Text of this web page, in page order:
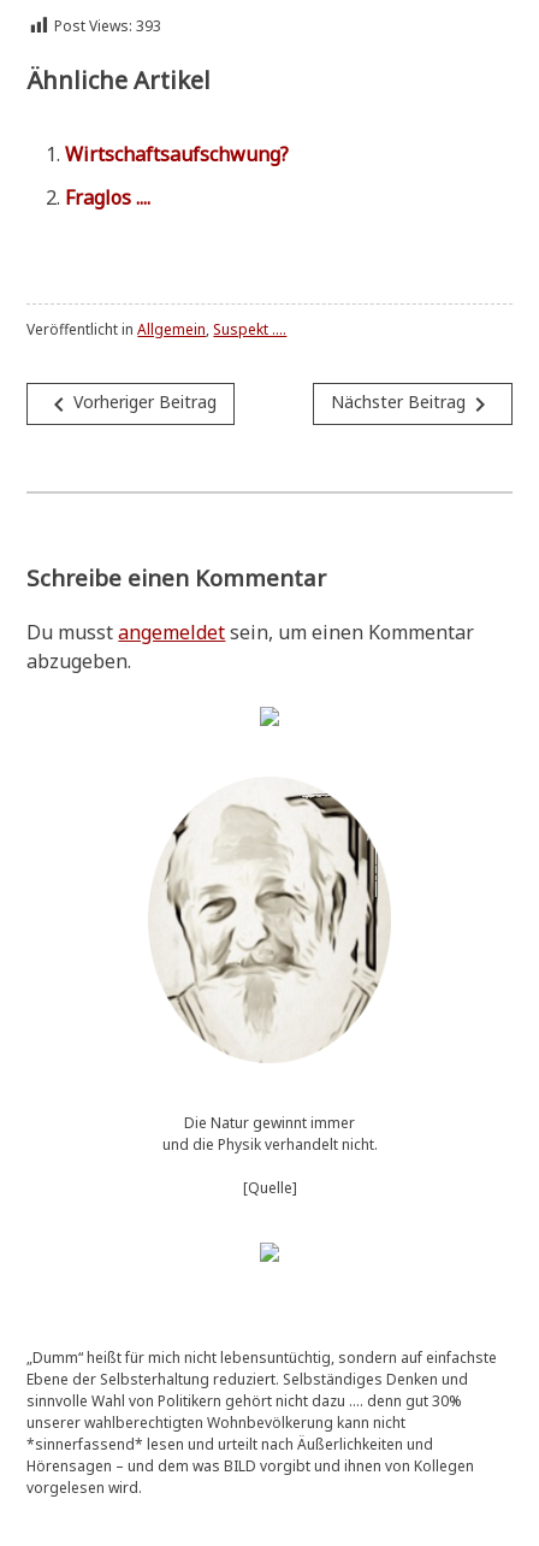
Post Views: 393
Ähnliche Artikel
Wirt­schafts­auf­schwung?
Frag­los ....
Veröffentlicht inAllgemein,Suspekt ....
Beitragsnavigation
navigate_beforeVorheriger Beitrag Nächster Beitrag navigate_next
Schreibe einen Kommentar
Du musstangemeldetsein, um einen Kommentar
abzugeben.
Die Natur gewinnt immer
und die Physik verhandelt nicht.
[Quelle]
„Dumm“ heißt für mich nicht lebensuntüchtig, sondern auf einfachste
Ebene der Selbsterhaltung reduziert. Selbständiges Denken und
sinnvolle Wahl von Politikern gehört nicht dazu …. denn gut 30%
unserer wahlberechtigten Wohnbevölkerung kann nicht
*sinnerfassend* lesen und urteilt nach Äußerlichkeiten und
Hörensagen – und dem was BILD vorgibt und ihnen von Kollegen
vorgelesen wird.